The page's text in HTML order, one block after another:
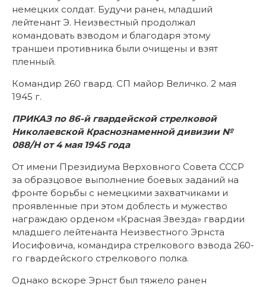
немецких солдат. Будучи ранен, младший
лейтенант Э. Неизвестный продолжал
командовать взводом и благодаря этому
траншеи противника были очищены и взят
пленный.
Командир 260 гвард. СП майор Величко. 2 мая
1945 г.
ПРИКАЗ по 86-й гвардейской стрелковой
Николаевской Краснознаменной дивизии №
088/Н от 4 мая 1945 года
От имени Президиума Верховного Совета СССР
за образцовое выполнение боевых заданий на
фронте борьбы с немецкими захватчиками и
проявленные при этом доблесть и мужество
награждаю орденом «Красная Звезда» гвардии
младшего лейтенанта Неизвестного Эрнста
Иосифовича, командира стрелкового взвода 260-
го гвардейского стрелкового полка.
Однако вскоре Эрнст был тяжело ранен